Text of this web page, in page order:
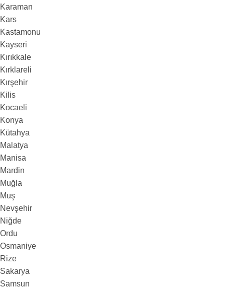
Karaman
Kars
Kastamonu
Kayseri
Kırıkkale
Kırklareli
Kırşehir
Kilis
Kocaeli
Konya
Kütahya
Malatya
Manisa
Mardin
Muğla
Muş
Nevşehir
Niğde
Ordu
Osmaniye
Rize
Sakarya
Samsun